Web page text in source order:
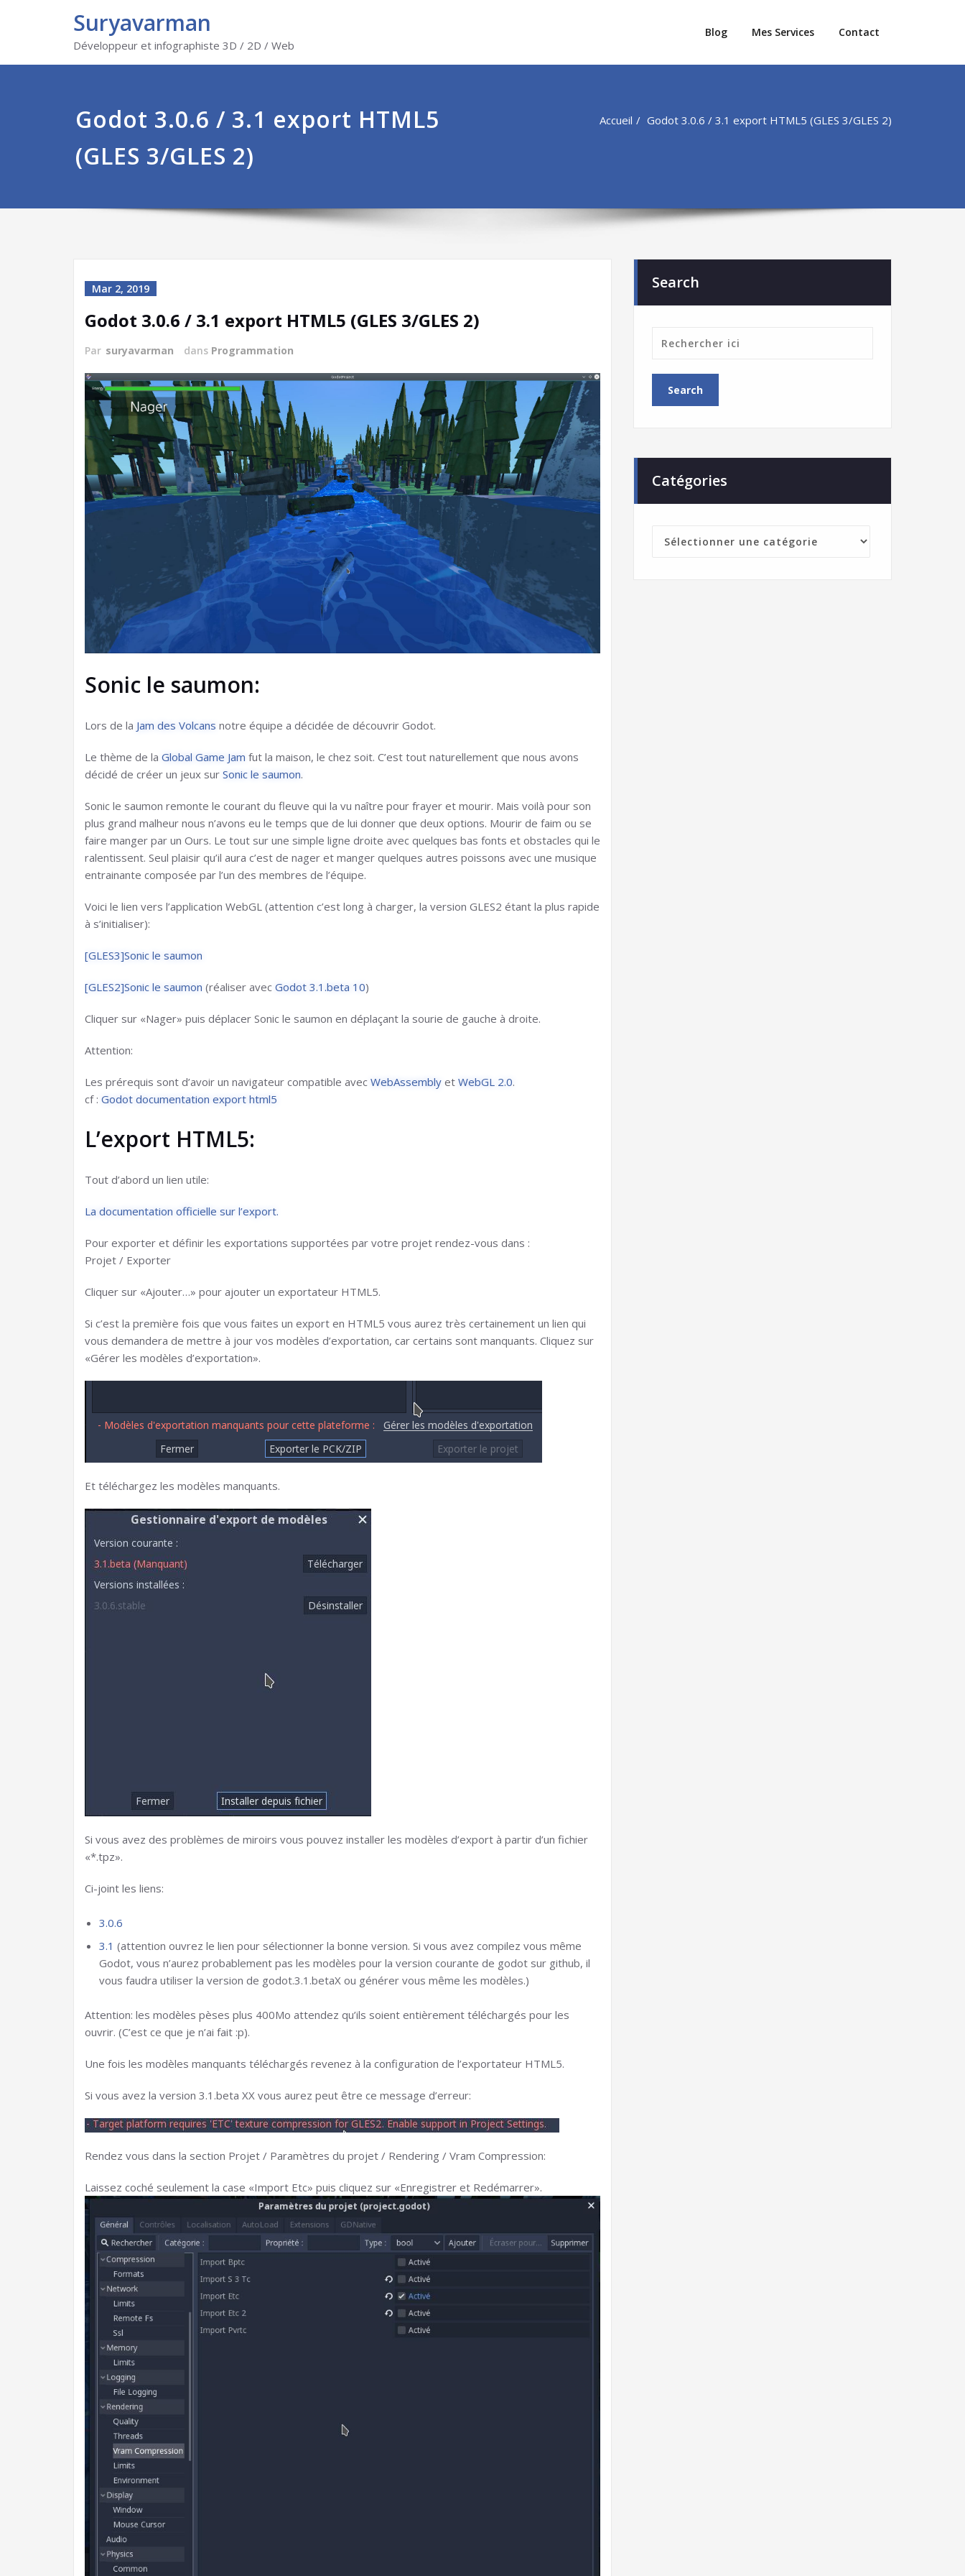
Suryavarman
Développeur et infographiste 3D / 2D / Web
Blog Mes Services Contact
Godot 3.0.6 / 3.1 export HTML5
(GLES 3/GLES 2)
Accueil Godot 3.0.6 / 3.1 export HTML5 (GLES 3/GLES 2)
Mar 2, 2019
Godot 3.0.6 / 3.1 export HTML5 (GLES 3/GLES 2)
Par suryavarman dans Programmation
Sonic le saumon:
Lors de la Jam des Volcans notre équipe a décidée de découvrir Godot.
Le thème de la Global Game Jam fut la maison, le chez soit. C’est tout naturellement que nous avons
décidé de créer un jeux sur Sonic le saumon.
Sonic le saumon remonte le courant du fleuve qui la vu naître pour frayer et mourir. Mais voilà pour son
plus grand malheur nous n’avons eu le temps que de lui donner que deux options. Mourir de faim ou se
faire manger par un Ours. Le tout sur une simple ligne droite avec quelques bas fonts et obstacles qui le
ralentissent. Seul plaisir qu’il aura c’est de nager et manger quelques autres poissons avec une musique
entrainante composée par l’un des membres de l’équipe.
Voici le lien vers l’application WebGL (attention c’est long à charger, la version GLES2 étant la plus rapide
à s’initialiser):
[GLES3]Sonic le saumon
[GLES2]Sonic le saumon (réaliser avec Godot 3.1.beta 10)
Cliquer sur «Nager» puis déplacer Sonic le saumon en déplaçant la sourie de gauche à droite.
Attention:
Les prérequis sont d’avoir un navigateur compatible avec WebAssembly et WebGL 2.0.
cf : Godot documentation export html5
L’export HTML5:
Tout d’abord un lien utile:
La documentation officielle sur l’export.
Pour exporter et définir les exportations supportées par votre projet rendez-vous dans :
Projet / Exporter
Cliquer sur «Ajouter…» pour ajouter un exportateur HTML5.
Si c’est la première fois que vous faites un export en HTML5 vous aurez très certainement un lien qui
vous demandera de mettre à jour vos modèles d’exportation, car certains sont manquants. Cliquez sur
«Gérer les modèles d’exportation».
Et téléchargez les modèles manquants.
Si vous avez des problèmes de miroirs vous pouvez installer les modèles d’export à partir d’un fichier
«*.tpz».
Ci-joint les liens:
3.0.6
3.1 (attention ouvrez le lien pour sélectionner la bonne version. Si vous avez compilez vous même
Godot, vous n’aurez probablement pas les modèles pour la version courante de godot sur github, il
vous faudra utiliser la version de godot.3.1.betaX ou générer vous même les modèles.)
Attention: les modèles pèses plus 400Mo attendez qu’ils soient entièrement téléchargés pour les
ouvrir. (C’est ce que je n’ai fait :p).
Une fois les modèles manquants téléchargés revenez à la configuration de l’exportateur HTML5.
Si vous avez la version 3.1.beta XX vous aurez peut être ce message d’erreur:
Rendez vous dans la section Projet / Paramètres du projet / Rendering / Vram Compression:
Laissez coché seulement la case «Import Etc» puis cliquez sur «Enregistrer et Redémarrer».
Search
Catégories